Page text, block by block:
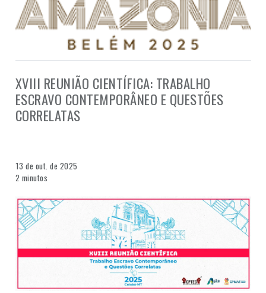
XVIII REUNIÃO CIENTÍFICA: TRABALHO
ESCRAVO CONTEMPORÂNEO E QUESTÕES
CORRELATAS
13 de out. de 2025
2 minutos